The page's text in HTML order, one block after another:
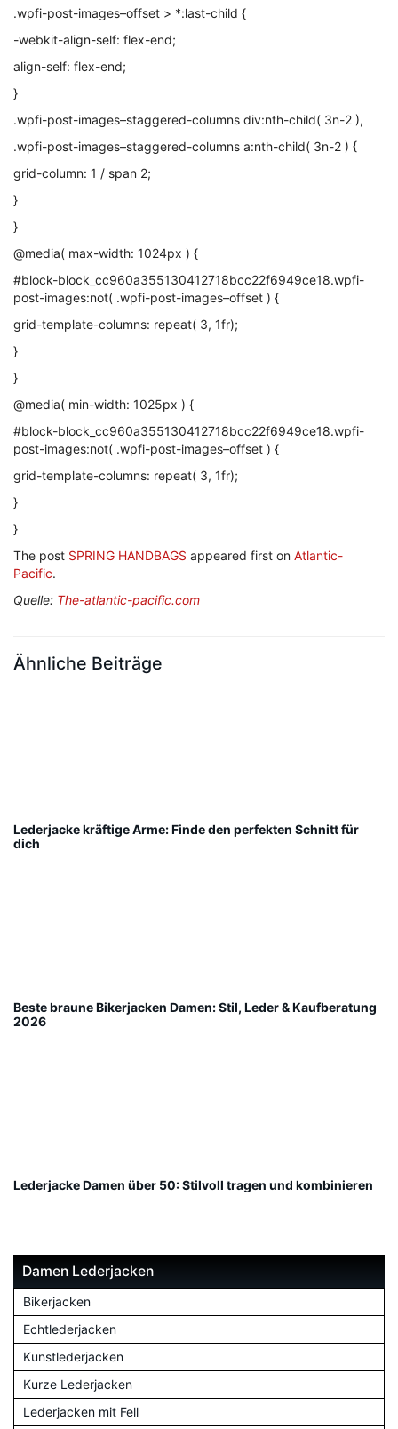
.wpfi-post-images–offset > *:last-child {
-webkit-align-self: flex-end;
align-self: flex-end;
}
.wpfi-post-images–staggered-columns div:nth-child( 3n-2 ),
.wpfi-post-images–staggered-columns a:nth-child( 3n-2 ) {
grid-column: 1 / span 2;
}
}
@media( max-width: 1024px ) {
#block-block_cc960a355130412718bcc22f6949ce18.wpfi-
post-images:not( .wpfi-post-images–offset ) {
grid-template-columns: repeat( 3, 1fr);
}
}
@media( min-width: 1025px ) {
#block-block_cc960a355130412718bcc22f6949ce18.wpfi-
post-images:not( .wpfi-post-images–offset ) {
grid-template-columns: repeat( 3, 1fr);
}
}
The post SPRING HANDBAGS appeared first on Atlantic-
Pacific.
Quelle: The-atlantic-pacific.com
Ähnliche Beiträge
Lederjacke kräftige Arme: Finde den perfekten Schnitt für
dich
Beste braune Bikerjacken Damen: Stil, Leder & Kaufberatung
2026
Lederjacke Damen über 50: Stilvoll tragen und kombinieren
Damen Lederjacken
Bikerjacken
Echtlederjacken
Kunstlederjacken
Kurze Lederjacken
Lederjacken mit Fell